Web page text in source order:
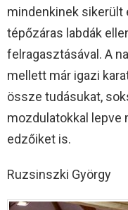
mindenkinek sikerült
tépőzáras labdák
felragasztásával. A
mellett már igazi
össze tudásukat,
mozdulatokkal lepve
edzőiket is.
Ruzsinszki György